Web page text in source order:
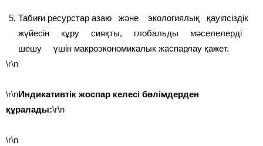
Табиғи ресурстар азаю және экологиялық қауіпсіздік
жүйесін кұру сияқты, глобальды мәселелерді
шешу үшін макроэкономикалык жаспарлау қажет.
\r\n
\r\nИндикативтік жоспар келесі бөлімдерден
құралады:\r\n
\r\n